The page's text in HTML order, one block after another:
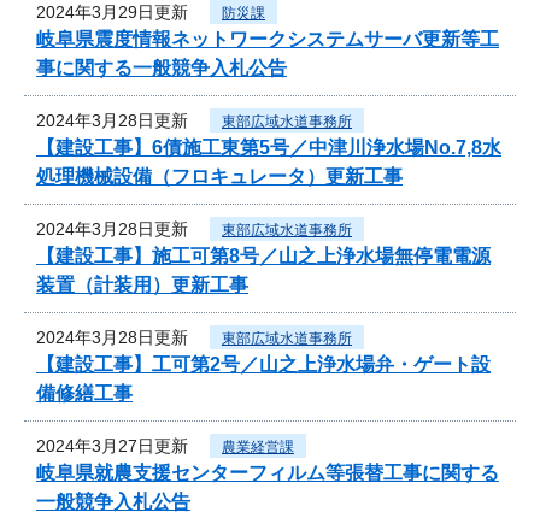
2024年3月29日更新 防災課
岐阜県震度情報ネットワークシステムサーバ更新等工
事に関する一般競争入札公告
2024年3月28日更新 東部広域水道事務所
【建設工事】6債施工東第5号／中津川浄水場No.7,8水
処理機械設備（フロキュレータ）更新工事
2024年3月28日更新 東部広域水道事務所
【建設工事】施工可第8号／山之上浄水場無停電電源
装置（計装用）更新工事
2024年3月28日更新 東部広域水道事務所
【建設工事】工可第2号／山之上浄水場弁・ゲート設
備修繕工事
2024年3月27日更新 農業経営課
岐阜県就農支援センターフィルム等張替工事に関する
一般競争入札公告